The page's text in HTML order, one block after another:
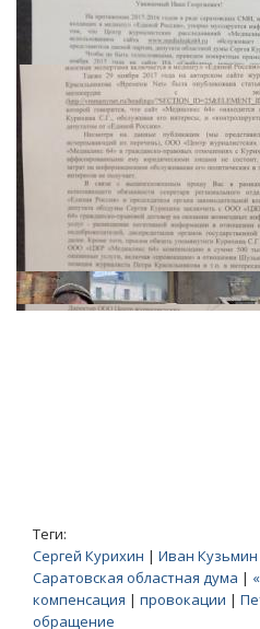
Теги:
Сергей Курихин | Иван
Саратовская областная дума |
компенсация | провокации |
обращение